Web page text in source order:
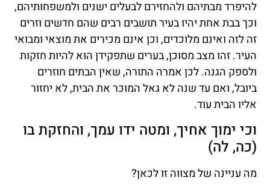
להיפרד מבתיהם ולהחזירם לבעלים ישנים ולמשפחותיהם,
וכך בבת אחת יהיו בעיר תושבים רבים שהם חדשים וזרים
זה לזה ואינם מלוכדים, וכן אינם מכירים את מוצאי ומבואי
העיר. זהו מצב מסוכן, בערים שתפקידן הוא להיות חזקות
ולספק הגנה. לכן אמרה התורה, שאין הבתים חוזרים
ביובל, ואם עד שנה לא גאל המוכר את הבית, לא יחזור
אליו הבית עוד.
וכי ימוך אחיך, ומטה ידו עמך, והחזקת בו
(כה, לה)
מה עניינה של מצווה זו לכאן?